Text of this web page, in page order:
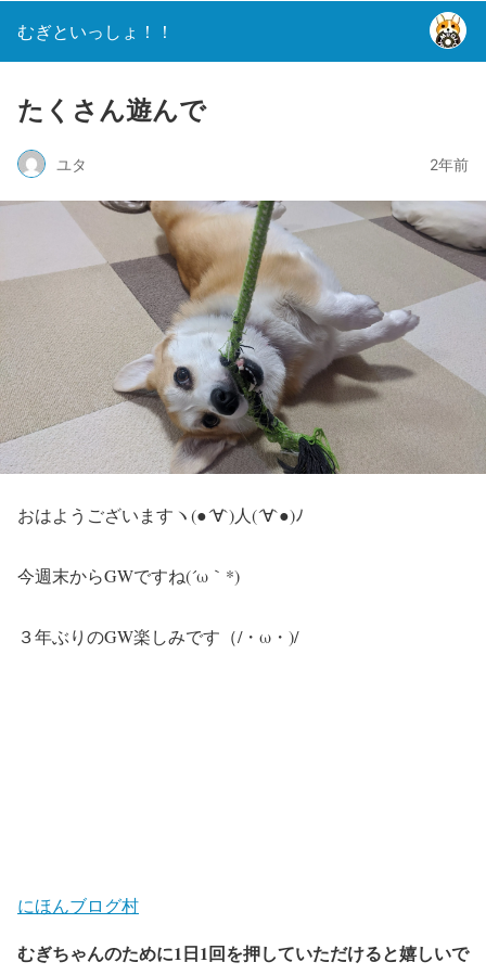
むぎといっしょ！！
たくさん遊んで
ユタ 2年前
おはようございますヽ(●´∀`)人(´∀`●)ﾉ
今週末からGWですね(´ω｀*)
３年ぶりのGW楽しみです（/・ω・)/
にほんブログ村
むぎちゃんのために1日1回を押していただけると嬉しいで